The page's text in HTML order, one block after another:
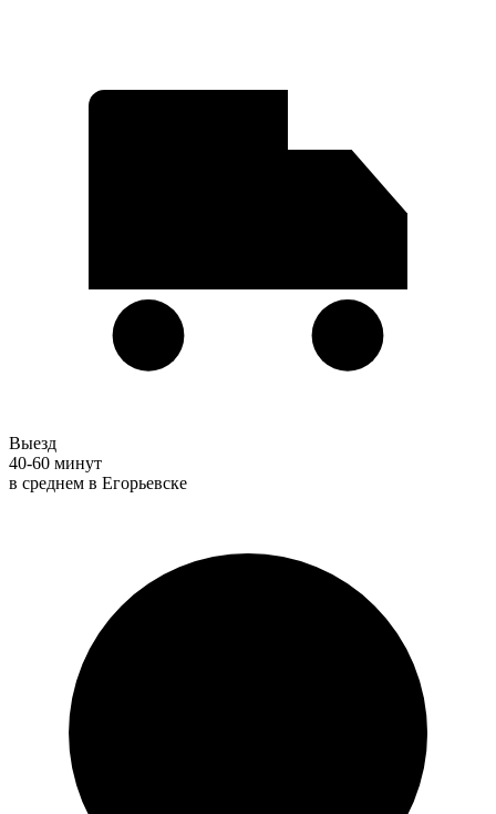
Выезд
40-60 минут
в среднем в Егорьевске